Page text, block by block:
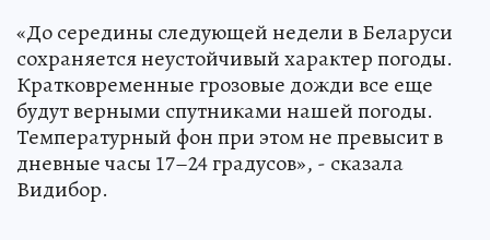
«До середины следующей недели в Беларуси
сохраняется неустойчивый характер погоды.
Кратковременные грозовые дожди все еще
будут верными спутниками нашей погоды.
Температурный фон при этом не превысит в
дневные часы 17–24 градусов», - сказала
Видибор.